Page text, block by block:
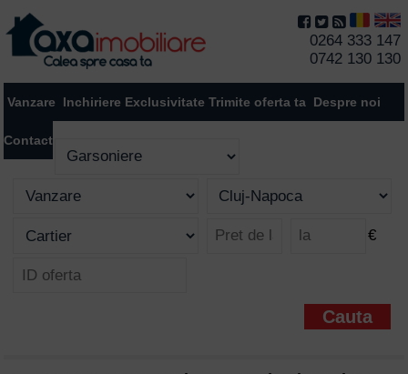
0264 333 147
0742 130 130
Vanzare Inchiriere Exclusivitate Trimite oferta ta Despre noi
Contact
€